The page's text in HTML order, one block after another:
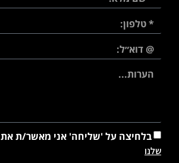
בלחיצה על 'שליחה' אני מאשר/ת את
שלנו